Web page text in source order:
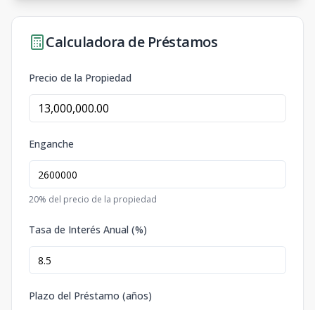
Calculadora de Préstamos
Precio de la Propiedad
Enganche
20% del precio de la propiedad
Tasa de Interés Anual (%)
Plazo del Préstamo (años)